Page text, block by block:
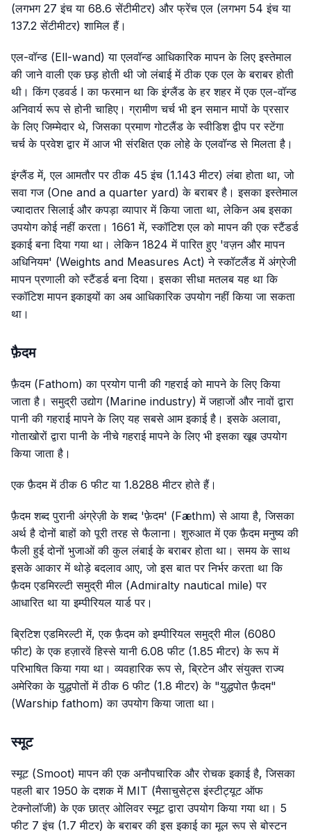
(लगभग 27 इंच या 68.6 सेंटीमीटर) और फ्रेंच एल (लगभग 54 इंच या
137.2 सेंटीमीटर) शामिल हैं।
एल-वॉन्ड (Ell-wand) या एलवॉन्ड आधिकारिक मापन के लिए इस्तेमाल
की जाने वाली एक छड़ होती थी जो लंबाई में ठीक एक एल के बराबर होती
थी। किंग एडवर्ड I का फरमान था कि इंग्लैंड के हर शहर में एक एल-वॉन्ड
अनिवार्य रूप से होनी चाहिए। ग्रामीण चर्च भी इन समान मापों के प्रसार
के लिए जिम्मेदार थे, जिसका प्रमाण गोटलैंड के स्वीडिश द्वीप पर स्टेंगा
चर्च के प्रवेश द्वार में आज भी संरक्षित एक लोहे के एलवॉन्ड से मिलता है।
इंग्लैंड में, एल आमतौर पर ठीक 45 इंच (1.143 मीटर) लंबा होता था, जो
सवा गज (One and a quarter yard) के बराबर है। इसका इस्तेमाल
ज्यादातर सिलाई और कपड़ा व्यापार में किया जाता था, लेकिन अब इसका
उपयोग कोई नहीं करता। 1661 में, स्कॉटिश एल को मापन की एक स्टैंडर्ड
इकाई बना दिया गया था। लेकिन 1824 में पारित हुए 'वज़न और मापन
अधिनियम' (Weights and Measures Act) ने स्कॉटलैंड में अंग्रेजी
मापन प्रणाली को स्टैंडर्ड बना दिया। इसका सीधा मतलब यह था कि
स्कॉटिश मापन इकाइयों का अब आधिकारिक उपयोग नहीं किया जा सकता
था।
फ़ैदम
फ़ैदम (Fathom) का प्रयोग पानी की गहराई को मापने के लिए किया
जाता है। समुद्री उद्योग (Marine industry) में जहाजों और नावों द्वारा
पानी की गहराई मापने के लिए यह सबसे आम इकाई है। इसके अलावा,
गोताखोरों द्वारा पानी के नीचे गहराई मापने के लिए भी इसका खूब उपयोग
किया जाता है।
एक फ़ैदम में ठीक 6 फीट या 1.8288 मीटर होते हैं।
फ़ैदम शब्द पुरानी अंग्रेज़ी के शब्द 'फ़ेदम' (Fæthm) से आया है, जिसका
अर्थ है दोनों बाहों को पूरी तरह से फैलाना। शुरुआत में एक फ़ैदम मनुष्य की
फैली हुई दोनों भुजाओं की कुल लंबाई के बराबर होता था। समय के साथ
इसके आकार में थोड़े बदलाव आए, जो इस बात पर निर्भर करता था कि
फ़ैदम एडमिरल्टी समुद्री मील (Admiralty nautical mile) पर
आधारित था या इम्पीरियल यार्ड पर।
ब्रिटिश एडमिरल्टी में, एक फ़ैदम को इम्पीरियल समुद्री मील (6080
फीट) के एक हज़ारवें हिस्से यानी 6.08 फीट (1.85 मीटर) के रूप में
परिभाषित किया गया था। व्यवहारिक रूप से, ब्रिटेन और संयुक्त राज्य
अमेरिका के युद्धपोतों में ठीक 6 फीट (1.8 मीटर) के "युद्धपोत फ़ैदम"
(Warship fathom) का उपयोग किया जाता था।
स्मूट
स्मूट (Smoot) मापन की एक अनौपचारिक और रोचक इकाई है, जिसका
पहली बार 1950 के दशक में MIT (मैसाचुसेट्स इंस्टीट्यूट ऑफ
टेक्नोलॉजी) के एक छात्र ओलिवर स्मूट द्वारा उपयोग किया गया था। 5
फीट 7 इंच (1.7 मीटर) के बराबर की इस इकाई का मूल रूप से बोस्टन